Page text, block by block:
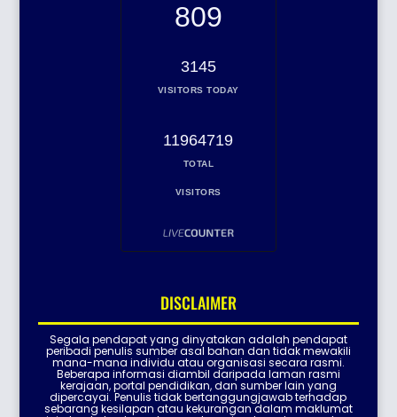
809
3145
VISITORS TODAY
11964719
TOTAL
VISITORS
DISCLAIMER
Segala pendapat yang dinyatakan adalah pendapat
peribadi penulis sumber asal bahan dan tidak mewakili
mana-mana individu atau organisasi secara rasmi.
Beberapa informasi diambil daripada laman rasmi
kerajaan, portal pendidikan, dan sumber lain yang
dipercayai. Penulis tidak bertanggungjawab terhadap
sebarang kesilapan atau kekurangan dalam maklumat